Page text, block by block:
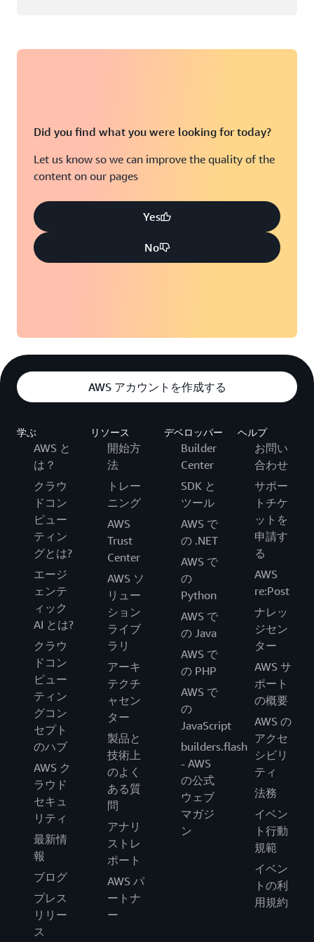
Did you find what you were looking for today?
Let us know so we can improve the quality of the
content on our pages
Yes
No
AWS アカウントを作成する
学ぶ
AWS と
は？
クラウ
ドコン
ピュー
ティン
グとは?
エージ
ェンテ
ィック
AI とは?
クラウ
ドコン
ピュー
ティン
グコン
セプト
のハブ
AWS ク
ラウド
セキュ
リティ
最新情
報
ブログ
プレス
リリー
ス
リソース
開始方
法
トレー
ニング
AWS
Trust
Center
AWS ソ
リュー
ション
ライブ
ラリ
アーキ
テクチ
ャセン
ター
製品と
技術上
のよく
ある質
問
アナリ
ストレ
ポート
AWS パ
ートナ
ー
デベロッパー
Builder
Center
SDK と
ツール
AWS で
の .NET
AWS で
の
Python
AWS で
の Java
AWS で
の PHP
AWS で
の
JavaScript
builders.flash
- AWS
の公式
ウェブ
マガジ
ン
ヘルプ
お問い
合わせ
サポー
トチケ
ットを
申請す
る
AWS
re:Post
ナレッ
ジセン
ター
AWS サ
ポート
の概要
AWS の
アクセ
シビリ
ティ
法務
イベン
ト行動
規範
イベン
トの利
用規約